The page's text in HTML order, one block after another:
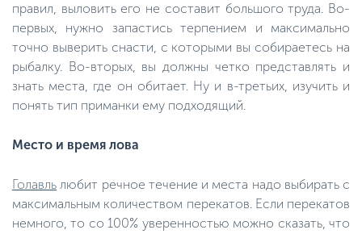
правил, выловить его не составит большого труда. Во-
первых, нужно запастись терпением и максимально
точно выверить снасти, с которыми вы собираетесь на
рыбалку. Во-вторых, вы должны четко представлять и
знать места, где он обитает. Ну и в-третьих, изучить и
понять тип приманки ему подходящий.
Место и время лова
Голавль любит речное течение и места надо выбирать с
максимальным количеством перекатов. Если перекатов
немного, то со 100% уверенностью можно сказать, что